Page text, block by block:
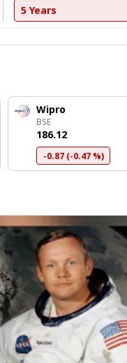
5 Years
Wipro
BSE
₹186.12
-0.87 (-0.47 %)